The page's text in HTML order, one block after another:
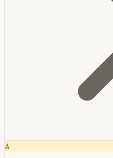
A